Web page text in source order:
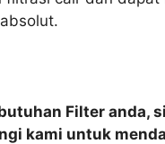
Filter anda,
kami untuk